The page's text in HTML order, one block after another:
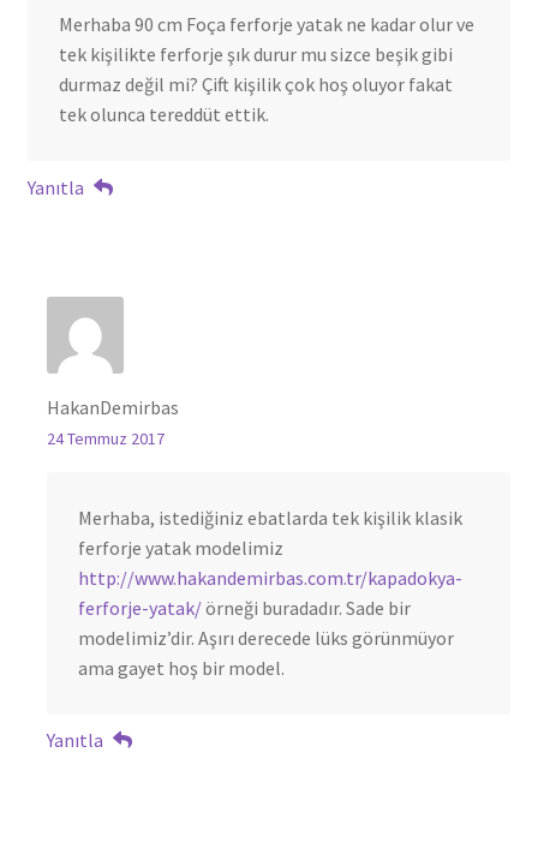
Merhaba 90 cm Foça ferforje yatak ne kadar olur ve
tek kişilikte ferforje şık durur mu sizce beşik gibi
durmaz değil mi? Çift kişilik çok hoş oluyor fakat
tek olunca tereddüt ettik.
Yanıtla
HakanDemirbas
24 Temmuz 2017
Merhaba, istediğiniz ebatlarda tek kişilik klasik
ferforje yatak modelimiz
http://www.hakandemirbas.com.tr/kapadokya-
ferforje-yatak/örneği buradadır. Sade bir
modelimiz’dir. Aşırı derecede lüks görünmüyor
ama gayet hoş bir model.
Yanıtla